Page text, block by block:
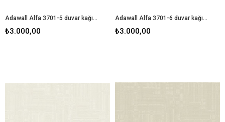
Adawall Alfa 3701-5 duvar kağıdı
₺3.000,00
Adawall Alfa 3701-6 duvar kağıdı
₺3.000,00